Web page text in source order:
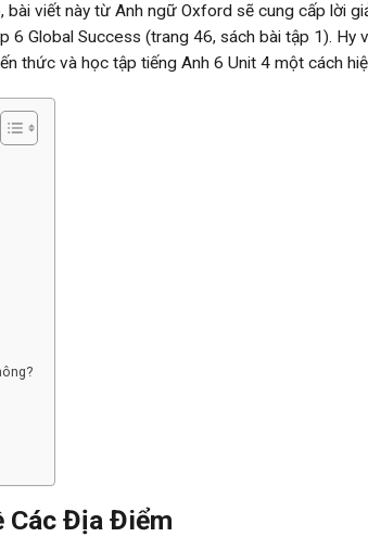
viết này từ Anh ngữ Oxford sẽ cung cấp lời
Global Success (trang 46, sách bài tập 1). Hy
thức và học tập tiếng Anh 6 Unit 4 một cách
Các Địa Điểm